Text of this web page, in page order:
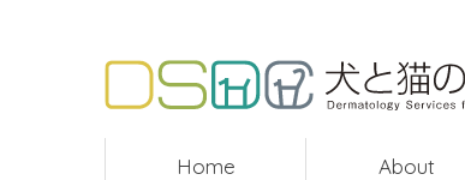
Home About